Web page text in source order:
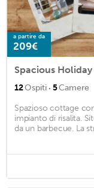
a partire da
209€
Spacious
12Ospiti · 5Camere
Spazioso cottage
impianto di risalita.
da un barbecue. La